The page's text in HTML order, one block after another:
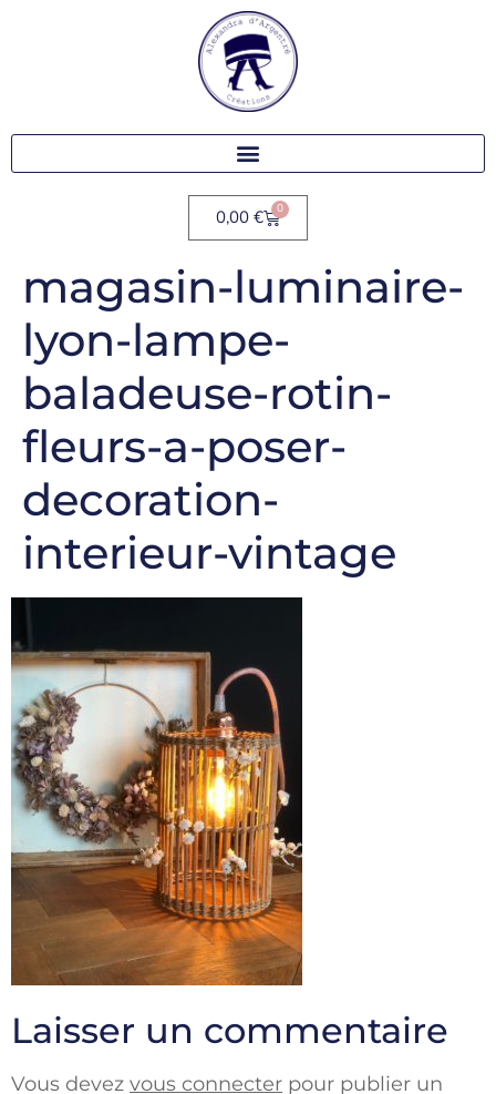
0,00 € 0
magasin-luminaire-
lyon-lampe-
baladeuse-rotin-
fleurs-a-poser-
decoration-
interieur-vintage
Laisser un commentaire
Vous devez vous connecter pour publier un